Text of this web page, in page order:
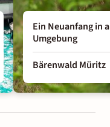
Ein Neuanfang in
Umgebung
Bärenwald Müritz